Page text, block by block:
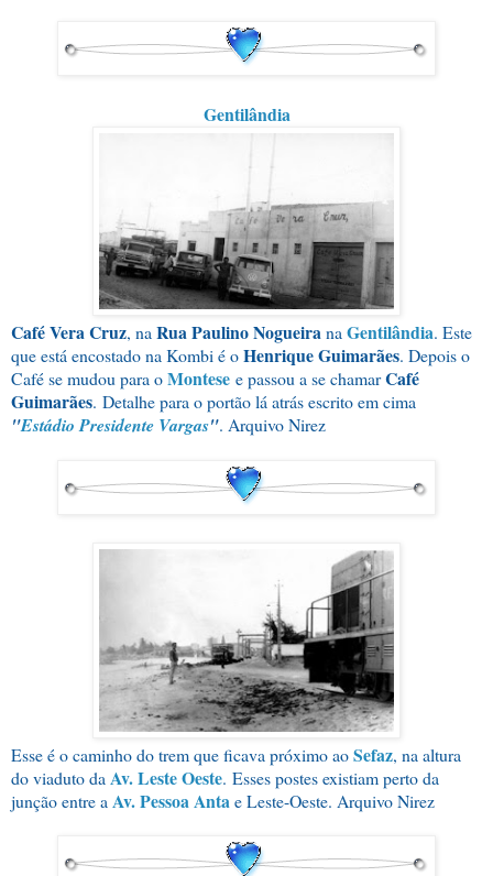
Gentilândia
Café Vera Cruz, na Rua Paulino Nogueira na Gentilândia. Este
que está encostado na Kombi é oHenrique Guimarães. Depois o
Café se mudou para oMontese e passou a se chamarCafé
Guimarães. Detalhe para o portão lá atrás escrito em cima
"Estádio Presidente Vargas". Arquivo Nirez
Esse é o caminho do trem que ficava próximo aoSefaz, na altura
do viaduto da Av. Leste Oeste. Esses postes existiam perto da
junção entre a Av. Pessoa Anta e Leste-Oeste. Arquivo Nirez